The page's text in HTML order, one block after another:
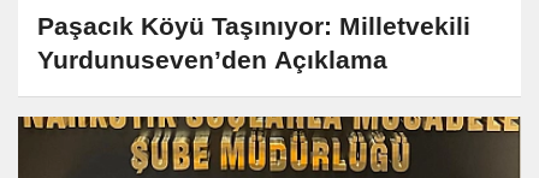
Paşacık Köyü Taşınıyor: Milletvekili
Yurdunuseven’den Açıklama